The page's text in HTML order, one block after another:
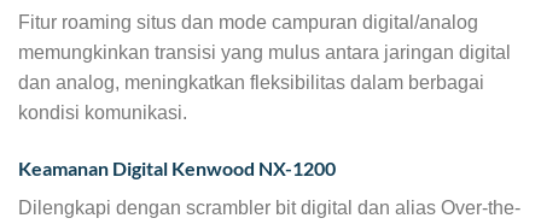
Fitur roaming situs dan mode campuran digital/analog
memungkinkan transisi yang mulus antara jaringan digital
dan analog, meningkatkan fleksibilitas dalam berbagai
kondisi komunikasi.
Keamanan Digital Kenwood NX-1200
Dilengkapi dengan scrambler bit digital dan alias Over-the-